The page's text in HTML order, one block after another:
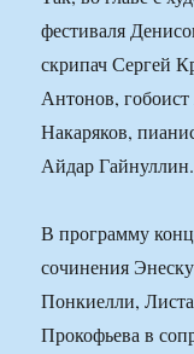
фестиваля
скрипач Сергей
Антонов,
Накаряков,
Айдар Гайнуллин.
В программу
сочинения
Понкиелли,
Прокофьева в